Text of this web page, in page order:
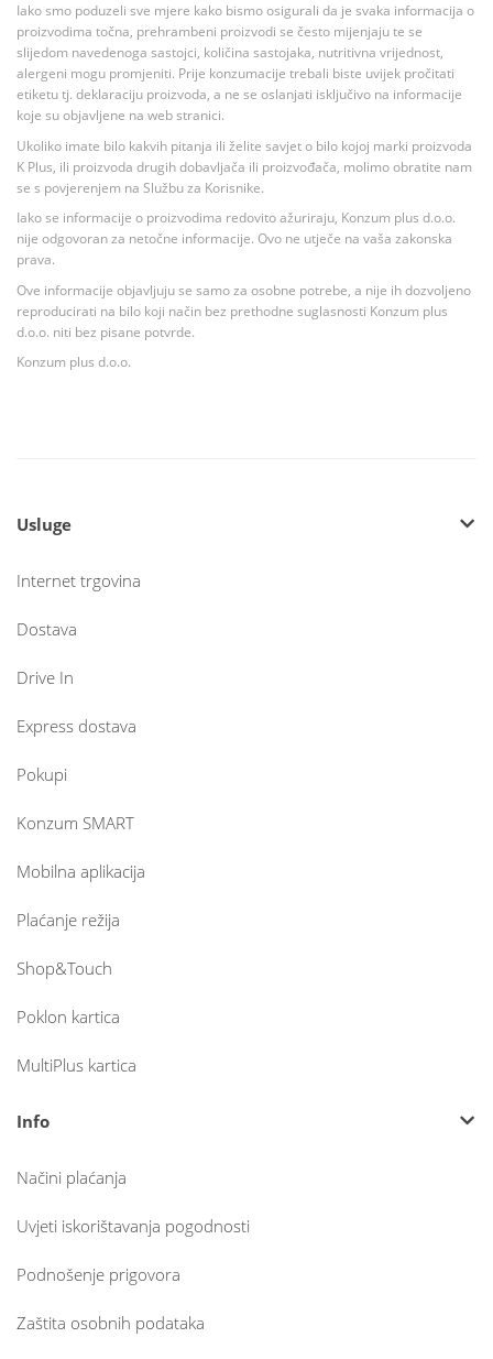
Iako smo poduzeli sve mjere kako bismo osigurali da je svaka informacija o
proizvodima točna, prehrambeni proizvodi se često mijenjaju te se
slijedom navedenoga sastojci, količina sastojaka, nutritivna vrijednost,
alergeni mogu promjeniti. Prije konzumacije trebali biste uvijek pročitati
etiketu tj. deklaraciju proizvoda, a ne se oslanjati isključivo na informacije
koje su objavljene na web stranici.
Ukoliko imate bilo kakvih pitanja ili želite savjet o bilo kojoj marki proizvoda
K Plus, ili proizvoda drugih dobavljača ili proizvođača, molimo obratite nam
se s povjerenjem na Službu za Korisnike.
Iako se informacije o proizvodima redovito ažuriraju, Konzum plus d.o.o.
nije odgovoran za netočne informacije. Ovo ne utječe na vaša zakonska
prava.
Ove informacije objavljuju se samo za osobne potrebe, a nije ih dozvoljeno
reproducirati na bilo koji način bez prethodne suglasnosti Konzum plus
d.o.o. niti bez pisane potvrde.
Konzum plus d.o.o.
Usluge
Internet trgovina
Dostava
Drive In
Express dostava
Pokupi
Konzum SMART
Mobilna aplikacija
Plaćanje režija
Shop&Touch
Poklon kartica
MultiPlus kartica
Info
Načini plaćanja
Uvjeti iskorištavanja pogodnosti
Podnošenje prigovora
Zaštita osobnih podataka